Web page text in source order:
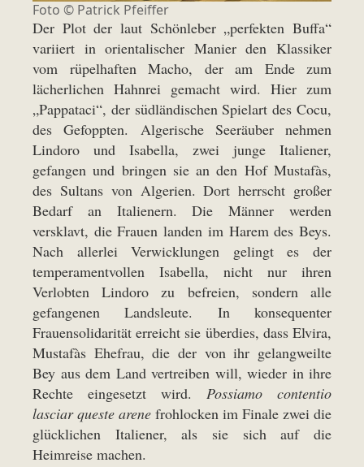
Foto © Patrick Pfeiffer
Der Plot der laut Schönleber „perfekten Buffa“
variiert in orientalischer Manier den Klassiker
vom rüpelhaften Macho, der am Ende zum
lächerlichen Hahnrei gemacht wird. Hier zum
„Pappataci“, der südländischen Spielart des Cocu,
des Gefoppten. Algerische Seeräuber nehmen
Lindoro und Isabella, zwei junge Italiener,
gefangen und bringen sie an den Hof Mustafàs,
des Sultans von Algerien. Dort herrscht großer
Bedarf an Italienern. Die Männer werden
versklavt, die Frauen landen im Harem des Beys.
Nach allerlei Verwicklungen gelingt es der
temperamentvollen Isabella, nicht nur ihren
Verlobten Lindoro zu befreien, sondern alle
gefangenen Landsleute. In konsequenter
Frauensolidarität erreicht sie überdies, dass Elvira,
Mustafàs Ehefrau, die der von ihr gelangweilte
Bey aus dem Land vertreiben will, wieder in ihre
Rechte eingesetzt wird. Possiamo contentio
lasciar queste arene frohlocken im Finale zwei die
glücklichen Italiener, als sie sich auf die
Heimreise machen.